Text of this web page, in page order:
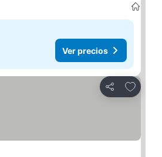
Ver precios
Compartir
Agregar